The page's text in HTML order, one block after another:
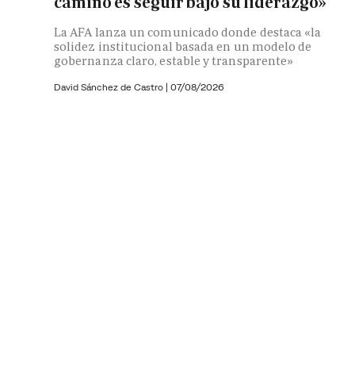
La AFA lanza un comunicado donde destaca «la
solidez institucional basada en un modelo de
gobernanza claro, estable y transparente»
David Sánchez de Castro | 07/08/2026